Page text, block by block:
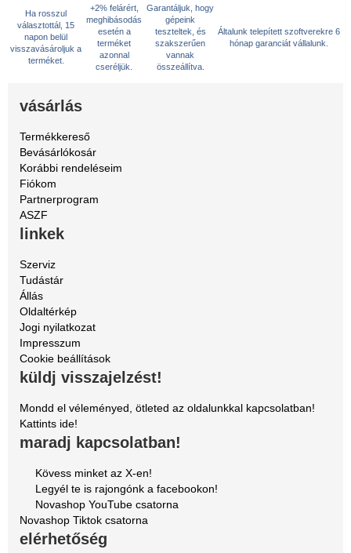
Ha rosszul
választottál, 15
napon belül
visszavásároljuk a
terméket.
+2% felárért,
meghibásodás
esetén a
terméket
azonnal
cseréljük.
Garantáljuk, hogy
gépeink
teszteltek, és
szakszerűen
vannak
összeállítva.
Általunk telepített szoftverekre 6
hónap garanciát vállalunk.
vásárlás
Termékkereső
Bevásárlókosár
Korábbi rendeléseim
Fiókom
Partnerprogram
ASZF
linkek
Szerviz
Tudástár
Állás
Oldaltérkép
Jogi nyilatkozat
Impresszum
Cookie beállítások
küldj visszajelzést!
Mondd el véleményed, ötleted az oldalunkkal kapcsolatban!
Kattints ide!
maradj kapcsolatban!
Kövess minket az X-en!
Legyél te is rajongónk a facebookon!
Novashop YouTube csatorna
Novashop Tiktok csatorna
elérhetőség